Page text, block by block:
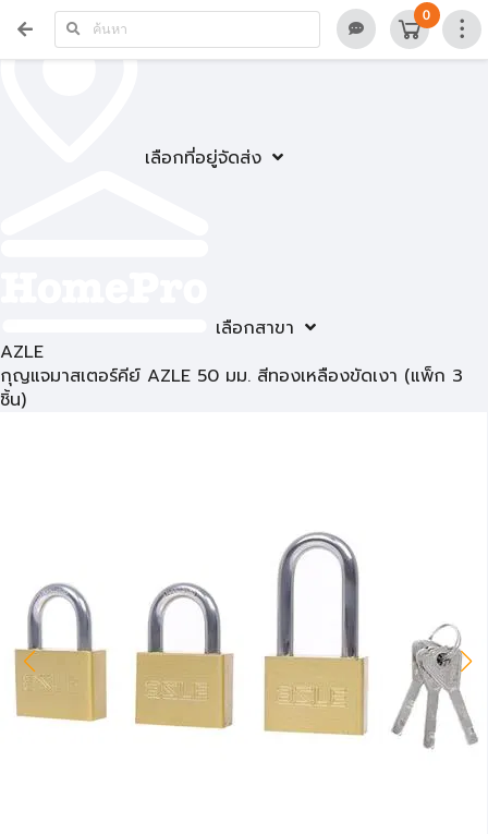
เลือกที่อยู่จัดส่ง
เลือกสาขา
0
AZLE
กุญแจมาสเตอร์คีย์ AZLE 50 มม. สีทองเหลืองขัดเงา (แพ็ก 3
ชิ้น)